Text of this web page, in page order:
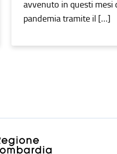
avvenuto in questi mesi
pandemia tramite il […]